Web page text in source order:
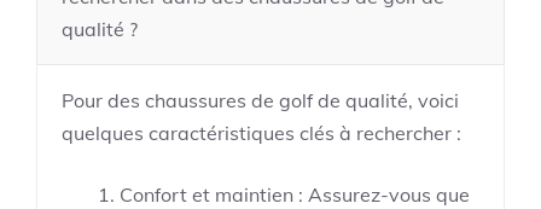
qualité ?
Pour des chaussures de golf de qualité, voici
quelques caractéristiques clés à rechercher :
Confort et maintien : Assurez-vous que